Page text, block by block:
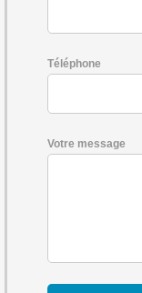
Téléphone
Votre message